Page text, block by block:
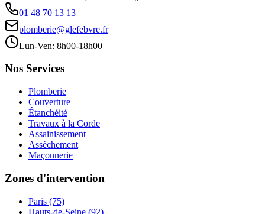
01 48 70 13 13
plomberie@glefebvre.fr
Lun-Ven: 8h00-18h00
Nos Services
Plomberie
Couverture
Étanchéité
Travaux à la Corde
Assainissement
Assèchement
Maçonnerie
Zones d'intervention
Paris (75)
Hauts-de-Seine (92)